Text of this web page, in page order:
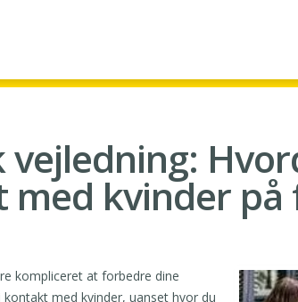
vejledning:
med kvinder
kompliceret at forbedre dine
med kvinder, uanset hvor du